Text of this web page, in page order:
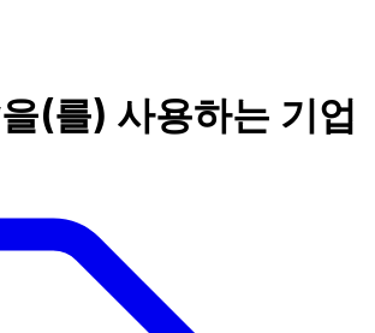
(를) 사용하는 기업